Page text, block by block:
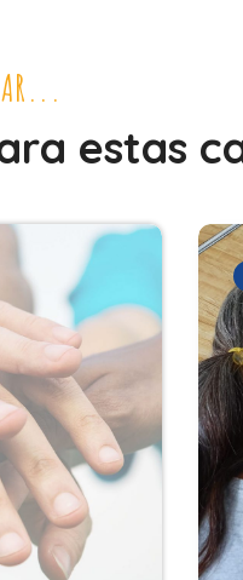
estas